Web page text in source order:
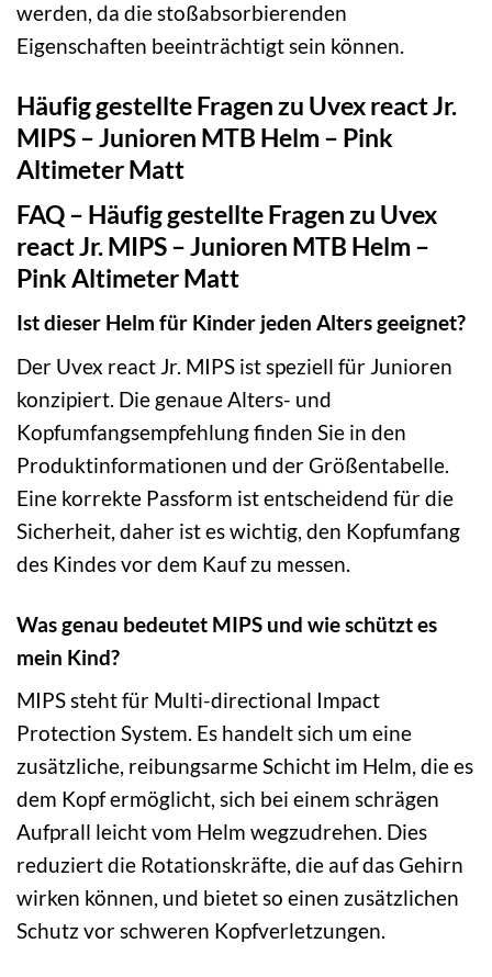
werden, da die stoßabsorbierenden
Eigenschaften beeinträchtigt sein können.
Häufig gestellte Fragen zu Uvex react Jr.
MIPS – Junioren MTB Helm – Pink
Altimeter Matt
FAQ – Häufig gestellte Fragen zu Uvex
react Jr. MIPS – Junioren MTB Helm –
Pink Altimeter Matt
Ist dieser Helm für Kinder jeden Alters geeignet?
Der Uvex react Jr. MIPS ist speziell für Junioren
konzipiert. Die genaue Alters- und
Kopfumfangsempfehlung finden Sie in den
Produktinformationen und der Größentabelle.
Eine korrekte Passform ist entscheidend für die
Sicherheit, daher ist es wichtig, den Kopfumfang
des Kindes vor dem Kauf zu messen.
Was genau bedeutet MIPS und wie schützt es
mein Kind?
MIPS steht für Multi-directional Impact
Protection System. Es handelt sich um eine
zusätzliche, reibungsarme Schicht im Helm, die es
dem Kopf ermöglicht, sich bei einem schrägen
Aufprall leicht vom Helm wegzudrehen. Dies
reduziert die Rotationskräfte, die auf das Gehirn
wirken können, und bietet so einen zusätzlichen
Schutz vor schweren Kopfverletzungen.